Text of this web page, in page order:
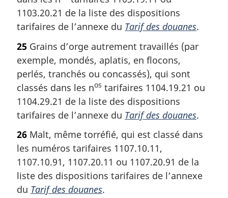
1103.20.21 de la liste des dispositions
tarifaires de l’annexe du Tarif des douanes.
25 Grains d’orge autrement travaillés (par
exemple, mondés, aplatis, en flocons,
perlés, tranchés ou concassés), qui sont
classés dans les nos tarifaires 1104.19.21 ou
1104.29.21 de la liste des dispositions
tarifaires de l’annexe du Tarif des douanes.
26 Malt, même torréfié, qui est classé dans
les numéros tarifaires 1107.10.11,
1107.10.91, 1107.20.11 ou 1107.20.91 de la
liste des dispositions tarifaires de l’annexe
du Tarif des douanes.